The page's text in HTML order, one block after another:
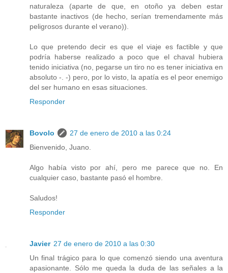
naturaleza (aparte de que, en otoño ya deben estar
bastante inactivos (de hecho, serían tremendamente más
peligrosos durante el verano)).
Lo que pretendo decir es que el viaje es factible y que
podría haberse realizado a poco que el chaval hubiera
tenido iniciativa (no, pegarse un tiro no es tener iniciativa en
absoluto -. -) pero, por lo visto, la apatía es el peor enemigo
del ser humano en esas situaciones.
Responder
Bovolo
27 de enero de 2010 a las 0:24
Bienvenido, Juano.
Algo había visto por ahí, pero me parece que no. En
cualquier caso, bastante pasó el hombre.
Saludos!
Responder
Javier 27 de enero de 2010 a las 0:30
Un final trágico para lo que comenzó siendo una aventura
apasionante. Sólo me queda la duda de las señales a la